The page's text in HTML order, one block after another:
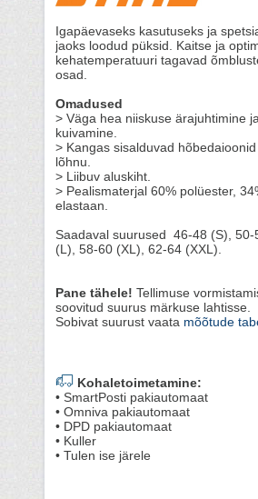
Igapäevaseks kasutuseks ja
jaoks loodud püksid. Kaitse ja
kehatemperatuuri tagavad
osad.
Omadused
> Väga hea niiskuse ärajuhtimine
kuivamine.
> Kangas sisalduvad
lõhnu.
> Liibuv aluskiht.
> Pealismaterjal 60% polüester,
elastaan.
Saadaval suurused 46-48 (S), 50-
(L), 58-60 (XL), 62-64 (XXL).
Pane tähele! Tellimuse
soovitud suurus märkuse lahtisse.
Sobivat suurust vaata mõõtude
Kohaletoimetamine:
• SmartPosti pakiautomaat
• Omniva pakiautomaat
• DPD pakiautomaat
• Kuller
• Tulen ise järele